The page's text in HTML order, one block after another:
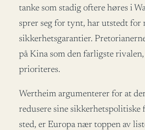
tanke som stadig oftere høres i
sprer seg for tynt, har utstedt for
sikkerhetsgarantier.
på Kina som den farligste
prioriteres.
Wertheim argumenterer for at
redusere sine sikkerhetspolitiske
sted, er Europa nær toppen av